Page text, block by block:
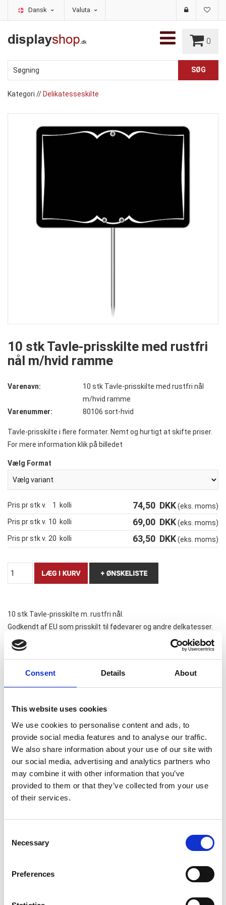
Consent Details About
This website uses cookies
We use cookies to personalise content and ads, to
provide social media features and to analyse our traffic.
We also share information about your use of our site with
our social media, advertising and analytics partners who
may combine it with other information that you’ve
provided to them or that they’ve collected from your use
of their services.
Selection
Necessary
Preferences
Dansk Valuta
0
Kategori // Delikatesseskilte
10 stk Tavle-prisskilte med rustfri
nål m/hvid ramme
Varenavn:
10 stk Tavle-prisskilte med rustfri nål
m/hvid ramme
Varenummer:
80106 sort-hvid
Tavle-prisskilte i flere formater. Nemt og hurtigt at skifte priser.
For mere information klik på billedet
Vælg Format
Pris pr stk v. 1 kolli 74,50 DKK(eks. moms)
Pris pr stk v. 10 kolli 69,00 DKK(eks. moms)
Pris pr stk v. 20 kolli 63,50 DKK(eks. moms)
10 stk Tavle-prisskilte m. rustfri nål.
Godkendt af EU som prisskilt til fødevarer og andre delkatesser.
Kan bruges igen og igen. Skriv med alm.
speciel tusch
kolli a 10 stk
Relaterede varer
Uni chalk marker Tuschpenne
Prisklemme - KLICK pris
kassette / pris skilte